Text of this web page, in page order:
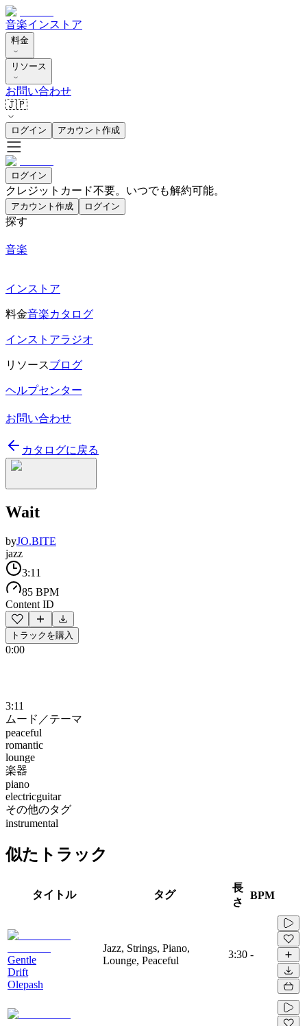
音楽インストア
料金
リソース
お問い合わせ
🇯🇵
ログイン アカウント作成
ログイン
クレジットカード不要。いつでも解約可能。
アカウント作成 ログイン
探す
音楽
インストア
料金音楽カタログ
インストアラジオ
リソースブログ
ヘルプセンター
お問い合わせ
カタログに戻る
Wait
byJO.BITE
jazz
3:11
85 BPM
Content ID
トラックを購入
0:00
3:11
ムード／テーマ
peaceful
romantic
lounge
楽器
piano
electricguitar
その他のタグ
instrumental
似たトラック
タイトル タグ
長
さ
BPM
Gentle
Drift
Olepash
Jazz, Strings, Piano,
Lounge, Peaceful
3:30 -